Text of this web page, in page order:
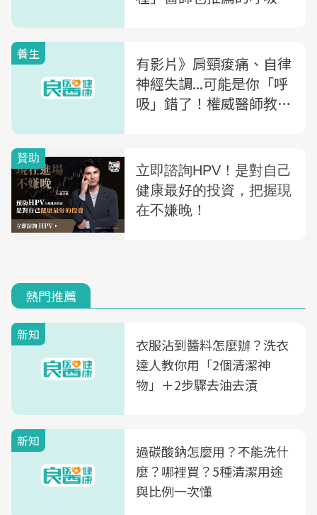
養生
有影片》肩頸痠痛、自律
神經失調...可能是你「呼
吸」錯了！權威醫師教你
熱門推薦
新知
衣服沾到醬料怎麼辦？洗衣
達人教你用「2個清潔神
物」＋2步驟去油去漬
新知
過碳酸鈉怎麼用？不能洗什
麼？哪裡買？5種清潔用途
與比例一次懂